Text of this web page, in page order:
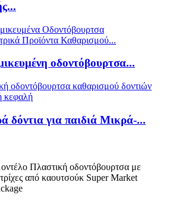
οδοντόβουρτσα...
δόντια για παιδιά Μικρά-...